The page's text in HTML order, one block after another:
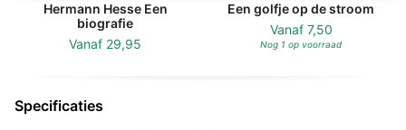
Hermann Hesse Een
biografie
Vanaf 29,95
Een golfje op de stroom
Vanaf 7,50
Nog 1 op voorraad
Specificaties